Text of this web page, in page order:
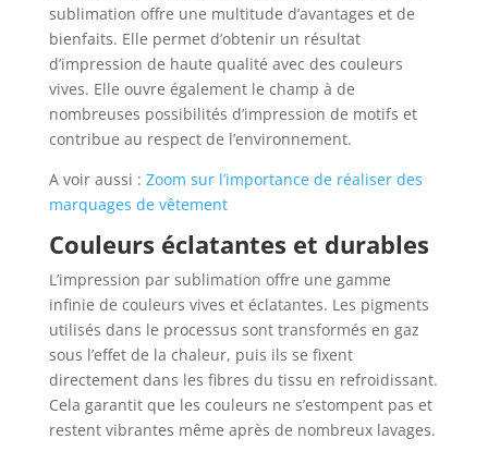
sublimation offre une multitude d’avantages et de
bienfaits. Elle permet d’obtenir un résultat
d’impression de haute qualité avec des couleurs
vives. Elle ouvre également le champ à de
nombreuses possibilités d’impression de motifs et
contribue au respect de l’environnement.
A voir aussi : Zoom sur l’importance de réaliser des
marquages de vêtement
Couleurs éclatantes et durables
L’impression par sublimation offre une gamme
infinie de couleurs vives et éclatantes. Les pigments
utilisés dans le processus sont transformés en gaz
sous l’effet de la chaleur, puis ils se fixent
directement dans les fibres du tissu en refroidissant.
Cela garantit que les couleurs ne s’estompent pas et
restent vibrantes même après de nombreux lavages.